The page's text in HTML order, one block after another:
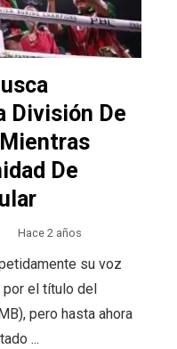
División De
De
Hace 2 años
su voz
por el título del
pero hasta ahora
...